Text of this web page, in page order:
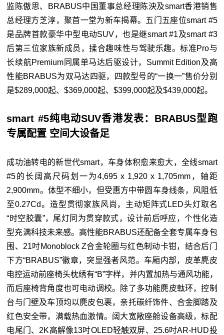
监陈傲思、BRABUS中国董事总经理陈泱及smart香港销售
总经理方芝淳，聚首一堂为新车揭幕。五门五座位smart #5
是品牌首款豪华中型电动SUV，也是继smart #1及smart #3
后第三位家族新成员，揉合趣味性与驾驶乐趣。标准Pro与
长续航Premium同属单马达后驱设计，Summit Edition及高
性能BRABUS为双马达四驱，四款型号的“一换一”售价分别
是$289,000起、$369,000起、$399,000起及$439,000起。
smart #5纯电动SUV香港发表：BRABUS型跑
专属配置 空间大设备足
成功油转电的新世代smart，车身体积愈来愈大，全线smart
#5的长阔高尺码划一为4,695 x 1,920 x 1,705mm，轴距
2,900mm。体型不细小，但受惠方中带圆车身线条，风阻低
至0.27Cd。造型贯彻家族风尚，主动矩阵式LED头灯取名
“时空胶囊”，尾灯同为贯穿款式，设计前后呼应，个性化造
型充满科技未来感。高性能BRABUS还配备全套专属车身包
围、21吋Monoblock Z合金轮圈与红色制动卡钳，结合后门
下方“BRABUS”徽章，突显强者风范。车厢内部，皮革麂皮
电控运动前座椅头枕绣有“B”字样，并内置加热与通风功能，
而后座椅背角度也可电动调校。除了多功能麂皮軚环，控制
台与门壁及车顶均以麂皮包裹，亲托碳纤饰件、合金脚踏及
红色安全带，满载热血激情。阔大宽敞座舱设备高级，标配
电尾门、2K高解像13吋OLED轻触双屏、25.6吋AR-HUD投